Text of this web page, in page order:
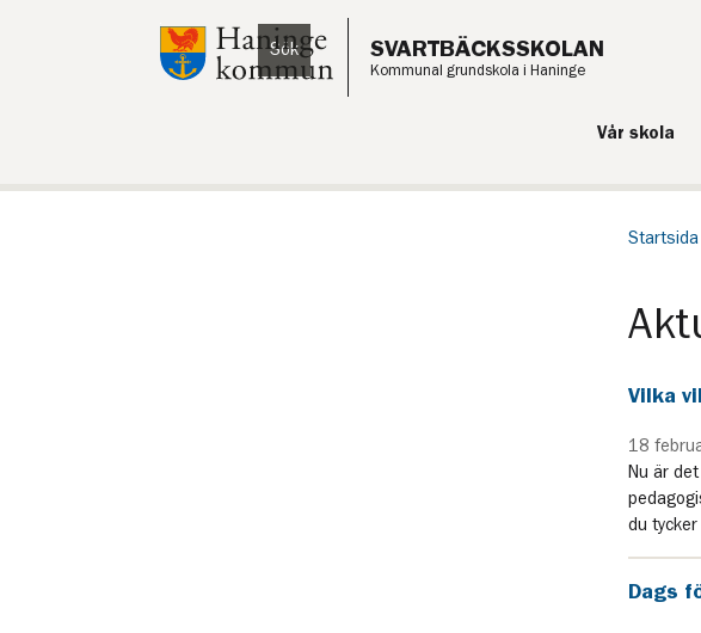
Till innehåll på sidan
SVARTBÄCKSSKOLAN
Kommunal grundskola i Haninge
Lyssna Sök
Vår skola
Startsida
Vilka
18
Nu är
du
Dags